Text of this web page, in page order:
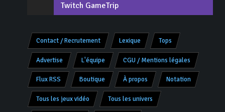
Twitch GameTrip
Contact / Recrutement Lexique Tops
Advertise L'équipe CGU / Mentions légales
Flux RSS Boutique À propos Notation
Tous les jeux vidéo Tous les univers